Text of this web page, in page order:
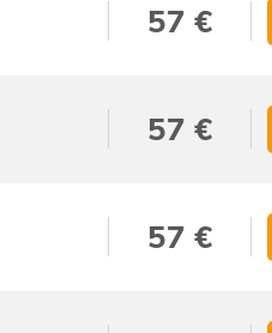
57 €
57 €
57 €